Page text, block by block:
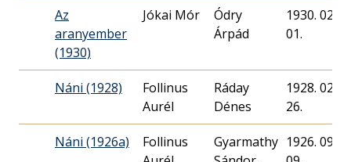
Az
aranyember
(1930)
Jókai Mór
Ódry
Árpád
1930. 02.
01.
Náni (1928)
Follinus
Aurél
Ráday
Dénes
1928. 02.
26.
Náni (1926a)
Follinus
Gyarmathy 1926. 09.